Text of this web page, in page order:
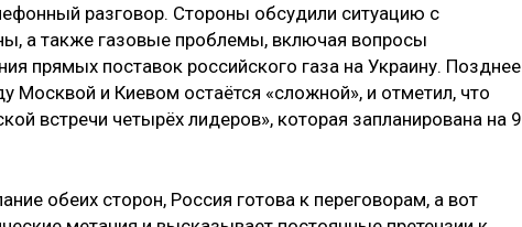
разговор. Стороны обсудили ситуацию с
а также газовые проблемы, включая вопросы
прямых поставок российского газа на Украину. Позднее
Москвой и Киевом остаётся «сложной», и отметил, что
встречи четырёх лидеров», которая запланирована на 9
обеих сторон, Россия готова к переговорам, а вот